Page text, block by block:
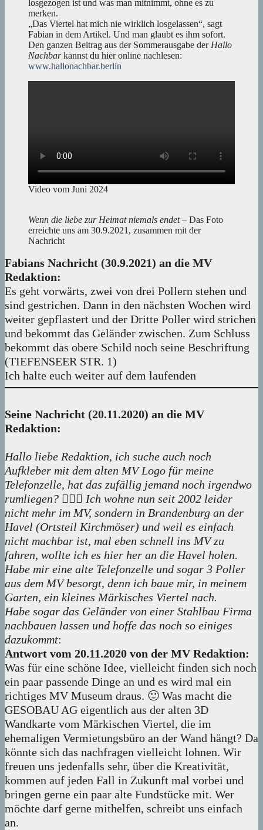
losgezogen ist und was man mitnimmt, ohne es zu
merken.
„Das Viertel hat mich nie wirklich losgelassen“, sagt
Fabian in dem Artikel. Und man glaubt es ihm sofort.
Den ganzen Beitrag aus der Sommerausgabe derHallo
Nachbarkannst du hier online nachlesen:
www.hallonachbar.berlin
Video vom Juni 2024
Wenn die liebe zur Heimat niemals endet– Das Foto
erreichte uns am 30.9.2021, zusammen mit der
Nachricht
Fabians Nachricht (30.9.2021) an die MV
Redaktion:
Es geht vorwärts, zwei von drei Pollern stehen und
sind gestrichen. Dann in den nächsten Wochen wird
weiter gepflastert und der Dritte Poller wird strichen
und bekommt das Geländer zwischen. Zum Schluss
bekommt das obere Schild noch seine Beschriftung
(TIEFENSEER STR. 1)
Ich halte euch weiter auf dem laufenden
Seine Nachricht (20.11.2020) an die MV
Redaktion:
Hallo liebe Redaktion, ich suche auch noch
Aufkleber mit dem alten MV Logo für meine
Telefonzelle, hat das zufällig jemand noch irgendwo
rumliegen? 🤷🏻‍♂️ Ich wohne nun seit 2002 leider
nicht mehr im MV, sondern in Brandenburg an der
Havel (Ortsteil Kirchmöser) und weil es einfach
nicht machbar ist, mal eben schnell ins MV zu
fahren, wollte ich es hier her an die Havel holen.
Habe mir eine alte Telefonzelle und sogar 3 Poller
aus dem MV besorgt, denn ich baue mir, in meinem
Garten, ein kleines Märkisches Viertel nach.
Habe sogar das Geländer von einer Stahlbau Firma
nachbauen lassen und hoffe das noch so einiges
dazukommt:
Antwort vom 20.11.2020 von der MV Redaktion:
Was für eine schöne Idee, vielleicht finden sich noch
ein paar passende Dinge an und es wird mal ein
richtiges MV Museum draus. 🙂 Was macht die
GESOBAU AG eigentlich aus der alten 3D
Wandkarte vom Märkischen Viertel, die im
ehemaligen Vermietungsbüro an der Wand hängt? Da
könnte sich das nachfragen vielleicht lohnen. Wir
freuen uns jedenfalls sehr, über die Kreativität,
kommen auf jeden Fall in Zukunft mal vorbei und
bringen gerne ein paar alte Fundstücke mit. Wer
möchte darf gerne mithelfen, schreibt uns einfach
an.